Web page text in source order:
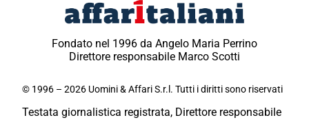
Fondato nel 1996 da Angelo Maria Perrino
Direttore responsabile Marco Scotti
© 1996 – 2026 Uomini & Affari S.r.l. Tutti i diritti sono riservati
Testata giornalistica registrata, Direttore responsabile